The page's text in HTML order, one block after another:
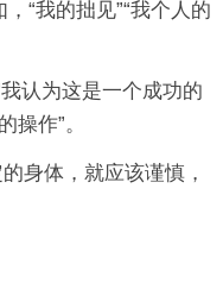
“我的拙见”“我个人的
认为这是一个成功的
操作”。
身体，就应该谨慎，